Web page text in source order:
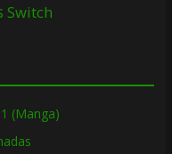
Switch
(Manga)